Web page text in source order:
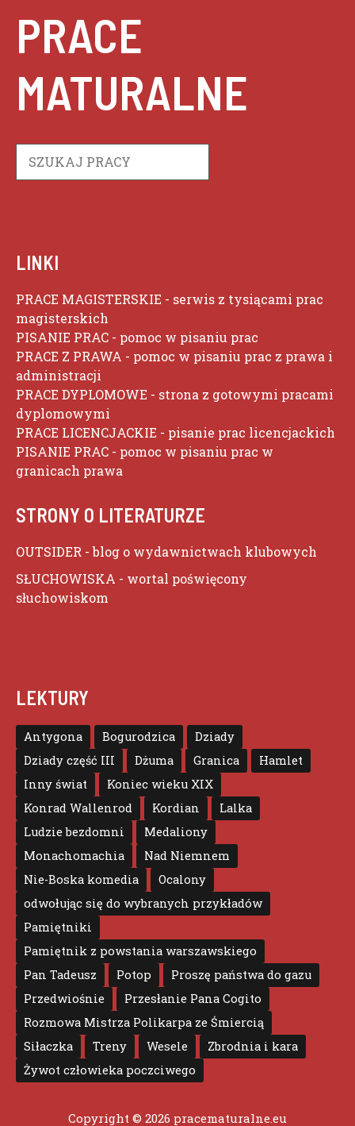
PRACE
MATURALNE
LINKI
PRACE MAGISTERSKIE - serwis z tysiącami prac
magisterskich
PISANIE PRAC - pomoc w pisaniu prac
PRACE Z PRAWA - pomoc w pisaniu prac z prawa i
administracji
PRACE DYPLOMOWE - strona z gotowymi pracami
dyplomowymi
PRACE LICENCJACKIE - pisanie prac licencjackich
PISANIE PRAC - pomoc w pisaniu prac w
granicach prawa
STRONY O LITERATURZE
OUTSIDER - blog o wydawnictwach klubowych
SŁUCHOWISKA - wortal poświęcony
słuchowiskom
LEKTURY
Antygona Bogurodzica
Dziady
Dziady część III
Dżuma Granica
Hamlet
Inny świat
Koniec wieku XIX
Konrad Wallenrod
Kordian
Lalka
Ludzie bezdomni
Medaliony
Monachomachia
Nad Niemnem
Nie-Boska komedia
Ocalony
odwołując się do wybranych przykładów
Pamiętniki
Pamiętnik z powstania warszawskiego
Pan Tadeusz
Potop
Proszę państwa do gazu
Przedwiośnie
Przesłanie Pana Cogito
Rozmowa Mistrza Polikarpa ze Śmiercią
Siłaczka
Treny Wesele
Zbrodnia i kara
Żywot człowieka poczciwego
Copyright © 2026 pracematuralne.eu